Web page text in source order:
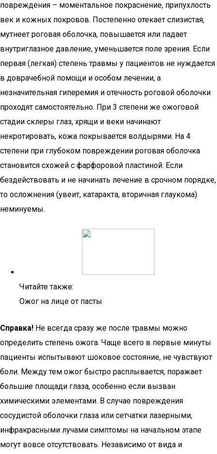
повреждения – моментальное покраснение, припухлость
век и кожных покровов. Постепенно отекает слизистая,
мутнеет роговая оболочка, повышается или падает
внутриглазное давление, уменьшается поле зрения. Если
первая (легкая) степень травмы у пациентов не нуждается
в доврачебной помощи и особом лечении, а
незначительная гиперемия и отечность роговой оболочки
проходят самостоятельно. При 3 степени же ожоговой
стадии склеры глаз, хрящи и веки начинают
некротировать, кожа покрывается волдырями. На 4
степени при глубоком повреждении роговая оболочка
становится схожей с фарфоровой пластиной. Если
бездействовать и не начинать лечение в срочном порядке,
то осложнения (увеит, катаракта, вторичная глаукома)
неминуемы.
Читайте также:
Ожог на лице от пасты
Справка! Не всегда сразу же после травмы можно
определить степень ожога. Чаще всего в первые минуты
пациенты испытывают шоковое состояние, не чувствуют
боли. Между тем ожог быстро расплывается, поражает
большие площади глаза, особенно если вызван
химическими элементами. В случае повреждения
сосудистой оболочки глаза или сетчатки лазерными,
инфракрасными лучами симптомы на начальном этапе
могут вовсе отсутствовать. Независимо от вида и